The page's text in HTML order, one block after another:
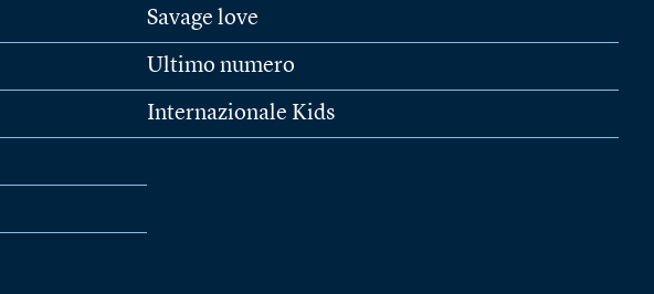
Savage love
Ultimo numero
Internazionale Kids